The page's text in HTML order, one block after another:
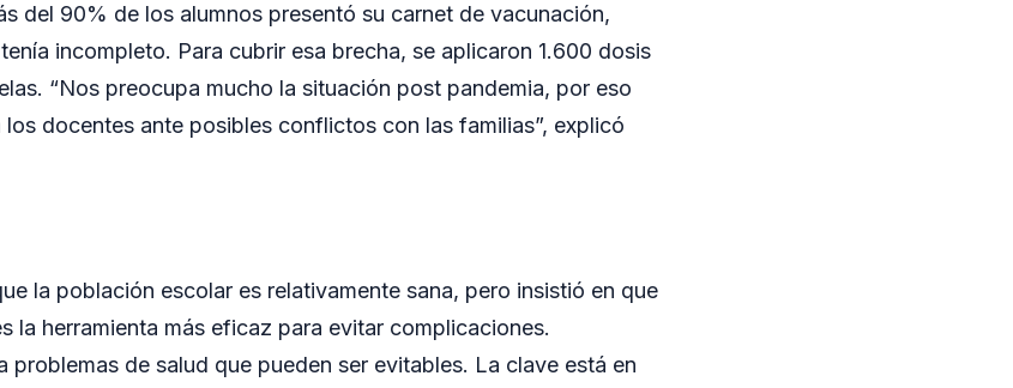
del 90% de los alumnos presentó su carnet de vacunación,
incompleto. Para cubrir esa brecha, se aplicaron 1.600 dosis
“Nos preocupa mucho la situación post pandemia, por eso
docentes ante posibles conflictos con las familias”, explicó
la población escolar es relativamente sana, pero insistió en que
la herramienta más eficaz para evitar complicaciones.
problemas de salud que pueden ser evitables. La clave está en